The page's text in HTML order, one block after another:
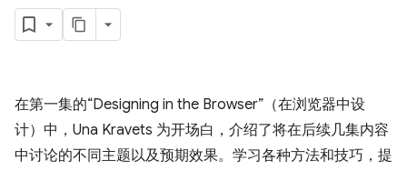
在第一集的“Designing in the Browser”（在浏览器中设
计）中，Una Kravets 为开场白，介绍了将在后续几集内容
中讨论的不同主题以及预期效果。学习各种方法和技巧，提